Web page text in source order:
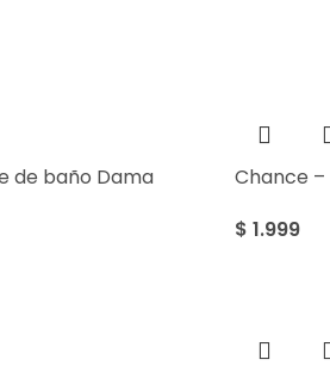
de baño Dama
Chance
$ 1.999